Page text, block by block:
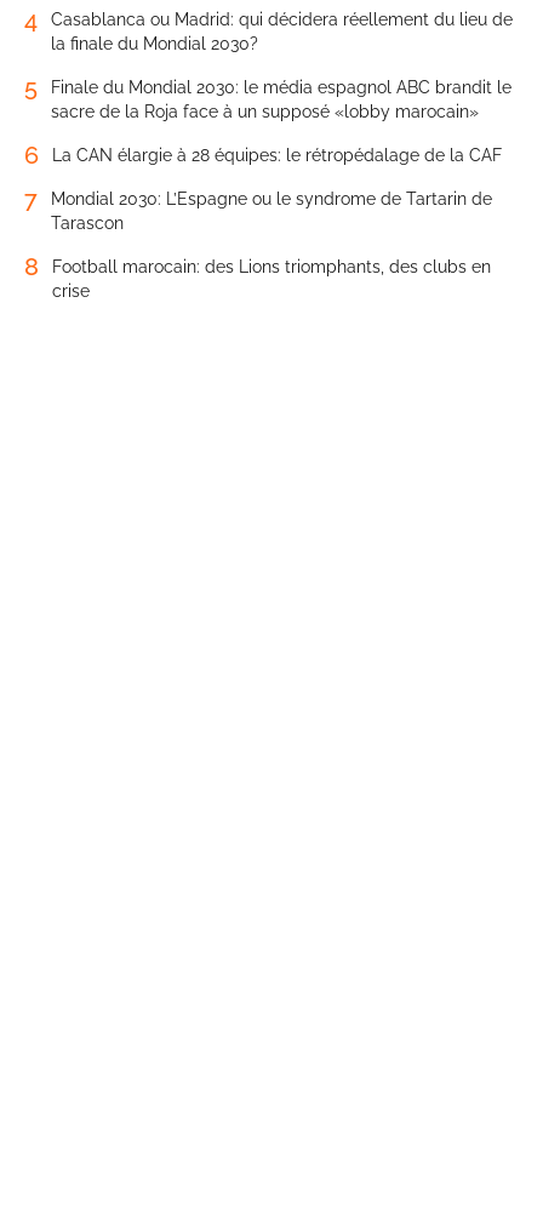
4
Casablanca ou Madrid: qui décidera réellement du lieu de
la finale du Mondial 2030?
5
Finale du Mondial 2030: le média espagnol ABC brandit le
sacre de la Roja face à un supposé «lobby marocain»
6 La CAN élargie à 28 équipes: le rétropédalage de la CAF
7
Mondial 2030: L’Espagne ou le syndrome de Tartarin de
Tarascon
8
Football marocain: des Lions triomphants, des clubs en
crise